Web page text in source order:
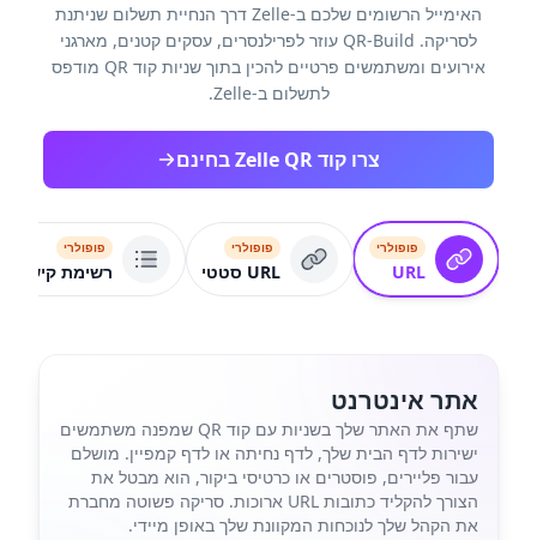
האימייל הרשומים שלכם ב-Zelle דרך הנחיית תשלום שניתנת
לסריקה. QR-Build עוזר לפרילנסרים, עסקים קטנים, מארגני
אירועים ומשתמשים פרטיים להכין בתוך שניות קוד QR מודפס
לתשלום ב-Zelle.
צרו קוד Zelle QR בחינם
פופולרי
URL
פופולרי
URL סטטי
פופולרי
רשימת
אתר אינטרנט
שתף את האתר שלך בשניות עם קוד QR שמפנה משתמשים
ישירות לדף הבית שלך, לדף נחיתה או לדף קמפיין. מושלם
עבור פליירים, פוסטרים או כרטיסי ביקור, הוא מבטל את
הצורך להקליד כתובות URL ארוכות. סריקה פשוטה מחברת
את הקהל שלך לנוכחות המקוונת שלך באופן מיידי.